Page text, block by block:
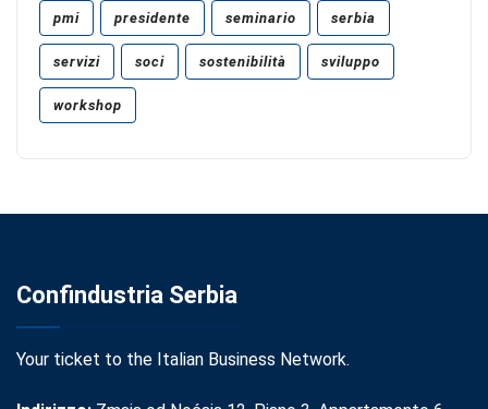
pmi presidente seminario serbia
servizi soci sostenibilità sviluppo
workshop
Confindustria Serbia
Your ticket to the Italian Business Network.